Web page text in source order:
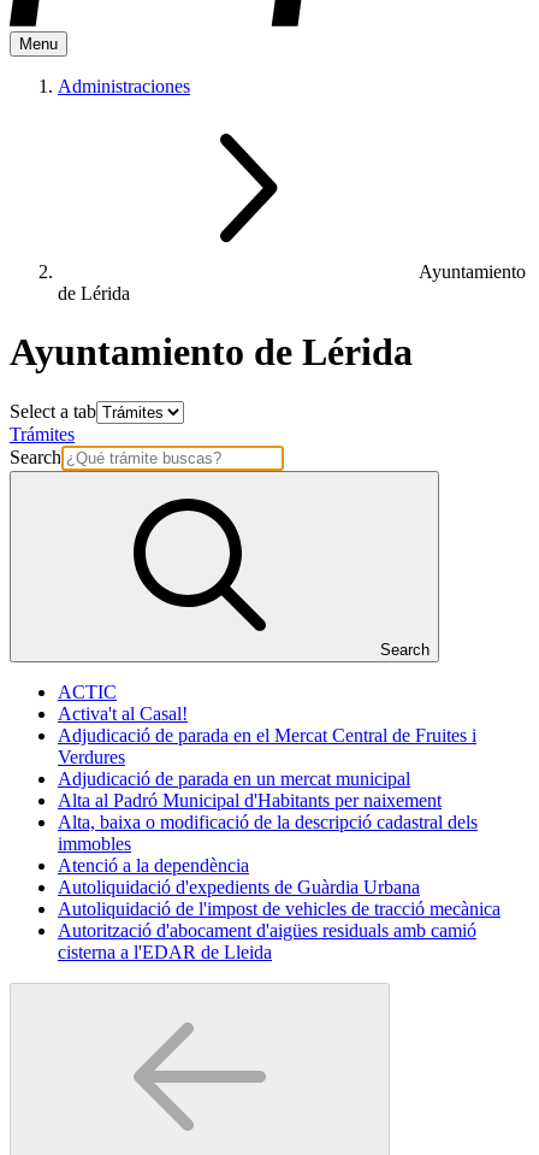
Menu
Administraciones
Ayuntamiento
de Lérida
Ayuntamiento de Lérida
Select a tab
Trámites
Search
Search
ACTIC
Activa't al Casal!
Adjudicació de parada en el Mercat Central de Fruites i
Verdures
Adjudicació de parada en un mercat municipal
Alta al Padró Municipal d'Habitants per naixement
Alta, baixa o modificació de la descripció cadastral dels
immobles
Atenció a la dependència
Autoliquidació d'expedients de Guàrdia Urbana
Autoliquidació de l'impost de vehicles de tracció mecànica
Autorització d'abocament d'aigües residuals amb camió
cisterna a l'EDAR de Lleida